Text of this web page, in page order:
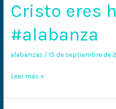
Cristo eres
#alabanza
alabanzas /15 de septiembre de
Cristo
eres
hermoso
#alabanza
Leer más »